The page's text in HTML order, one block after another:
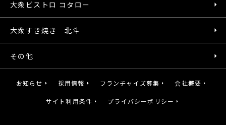
大衆ビストロ コタロー
大衆すき焼き 北斗
その他
お知らせ 採用情報 フランチャイズ募集 会社概要
サイト利用条件 プライバシーポリシー